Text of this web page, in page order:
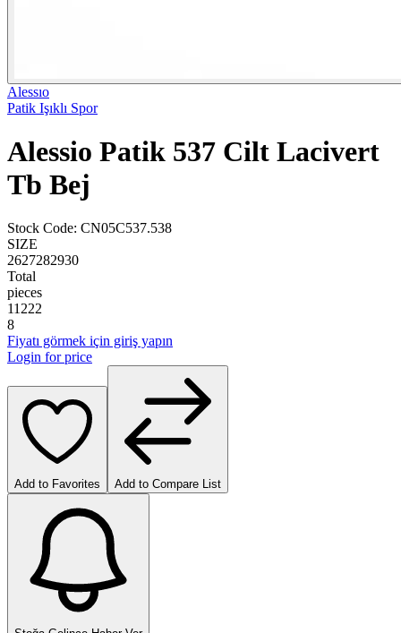
Alessıo
Patik Işıklı Spor
Alessio Patik 537 Cilt Lacivert
Tb Bej
Stock Code: CN05C537.538
SIZE
2627282930
Total
pieces
11222
8
Fiyatı görmek için giriş yapın
Login for price
Add to Favorites Add to Compare List